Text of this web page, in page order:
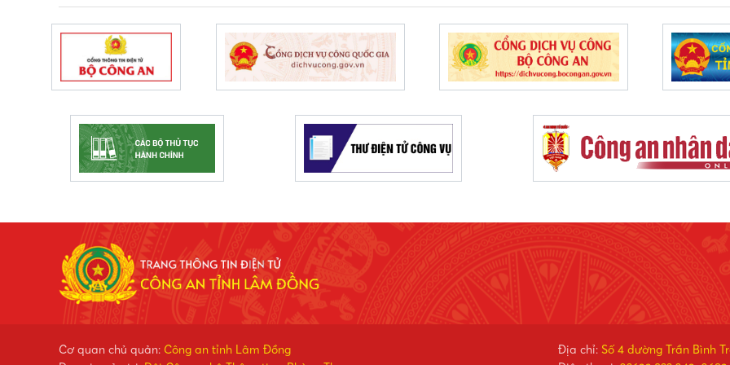
Cơ quan chủ quản: Công an tỉnh Lâm Đồng
Địa chỉ: Số 4 đường Trần Bình